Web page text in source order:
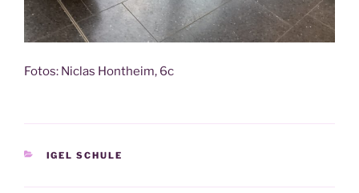
Fotos: Nic­las Hont­heim, 6c
KATEGORIEN
IGEL SCHULE